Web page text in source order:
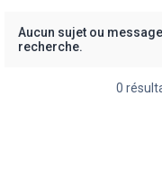
Aucun sujet ou
recherche.
0